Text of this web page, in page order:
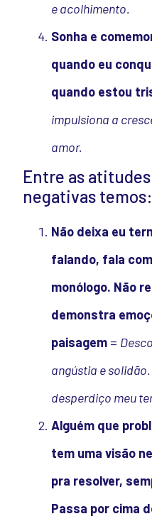
e acolhimento.
Sonha e
quando eu
quando estou
impulsiona a
amor.
Entre as
negativas temos:
Não deixa eu
falando, fala
monólogo. Não
demonstra
paisagem =
angústia e
desperdiço meu
Alguém que
tem uma visão
pra resolver,
Passa por cima